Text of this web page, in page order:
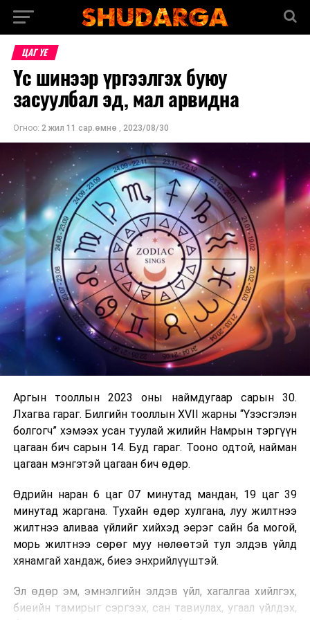
ЦАГ ҮЕ
Үс шинээр үргээлгэх буюу
засуулбал эд, мал арвидна
Огноо: 2 жил 11 сар.өмнө , 2023/08/30
Аргын тооллын 2023 оны наймдугаар сарын 30.
Лхагва гараг. Билгийн тооллын XVII жарны “Үзэсгэлэн
болгогч” хэмээх усан туулай жилийн Намрын тэргүүн
цагаан бич сарын 14. Буд гараг. Тооно одтой, найман
цагаан мэнгэтэй цагаан бич өдөр.
Өдрийн наран 6 цаг 07 минутад мандан, 19 цаг 39
минутад жаргана. Тухайн өдөр хулгана, луу жилтнээ
жилтнээ аливаа үйлийг хийхэд эерэг сайн ба могой,
морь жилтнээ сөрөг муу нөлөөтэй тул элдэв үйлд
хянамгай хандаж, биеэ энхрийлүүштэй.
Эл өдөр эм, эмнэлгийн элдэв үйл, хагалгаа хийлгэх,
биеийн тамирыг сэргээх, сан тавиулах, угаал үйлдэх,